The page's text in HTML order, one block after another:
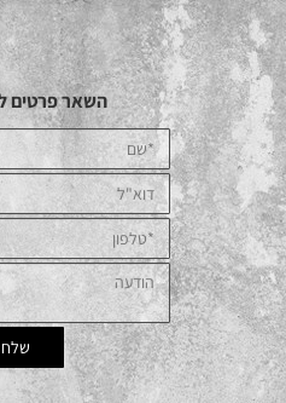
השאר פרטים